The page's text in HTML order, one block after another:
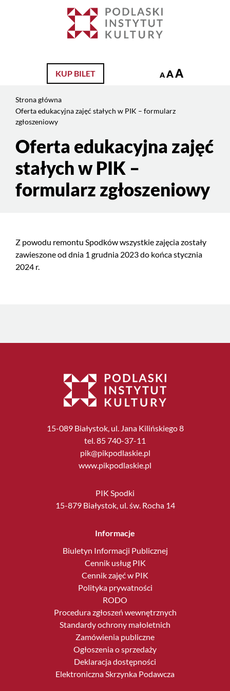
formularz
zgłoszeniowy
KUP BILET A AA
Strona główna
Oferta edukacyjna zajęć stałych w PIK – formularz
zgłoszeniowy
Treść
stronyOferta edukacyjna zajęć
stałych w PIK –
formularz zgłoszeniowy
Z powodu remontu Spodków wszystkie zajęcia zostały
zawieszone od dnia 1 grudnia 2023 do końca stycznia
2024 r.
15-089 Białystok, ul. Jana Kilińskiego 8
tel. 85 740-37-11
pik@pikpodlaskie.pl
www.pikpodlaskie.pl
PIK Spodki
15-879 Białystok, ul. św. Rocha 14
Informacje
Biuletyn Informacji Publicznej
Cennik usług PIK
Cennik zajęć w PIK
Polityka prywatności
RODO
Procedura zgłoszeń wewnętrznych
Standardy ochrony małoletnich
Zamówienia publiczne
Ogłoszenia o sprzedaży
Deklaracja dostępności
Elektroniczna Skrzynka Podawcza